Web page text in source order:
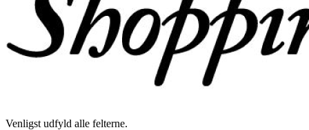
Venligst udfyld alle felterne.